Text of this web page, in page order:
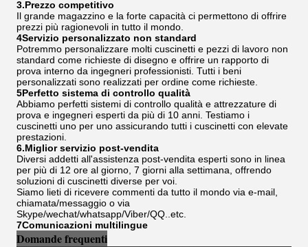
3.Prezzo competitivo
Il grande magazzino e la forte capacità ci permettono di offrire
prezzi più ragionevoli in tutto il mondo.
4Servizio personalizzato non standard
Potremmo personalizzare molti cuscinetti e pezzi di lavoro non
standard come richieste di disegno e offrire un rapporto di
prova interno da ingegneri professionisti. Tutti i beni
personalizzati sono realizzati per ordine come richieste.
5Perfetto sistema di controllo qualità
Abbiamo perfetti sistemi di controllo qualità e attrezzature di
prova e ingegneri esperti da più di 10 anni. Testiamo i
cuscinetti uno per uno assicurando tutti i cuscinetti con elevate
prestazioni.
6.Miglior servizio post-vendita
Diversi addetti all'assistenza post-vendita esperti sono in linea
per più di 12 ore al giorno, 7 giorni alla settimana, offrendo
soluzioni di cuscinetti diverse per voi.
Siamo lieti di ricevere commenti da tutto il mondo via e-mail,
chiamata/messaggio o via
Skype/wechat/whatsapp/Viber/QQ..etc.
7Comunicazioni multilingue
Domande frequenti